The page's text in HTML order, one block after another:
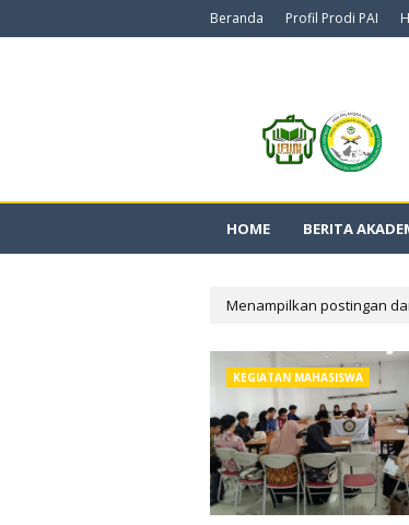
Beranda Profil Prodi PAI
HOME BERITA
Menampilkan postingan
KEGIATAN MAHASISWA